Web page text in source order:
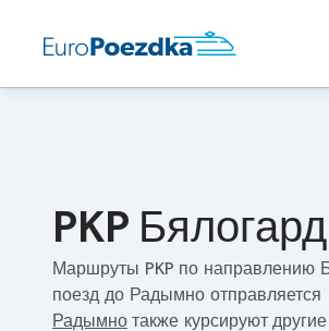
PKP
Маршруты PKP по направлению
поезд до Радымно
Радымно также курсируют